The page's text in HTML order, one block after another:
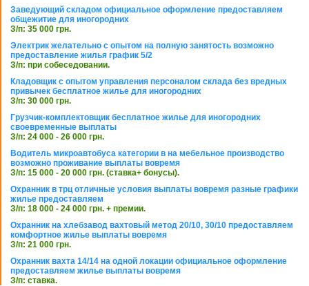
Заведующий складом официальное оформление предоставляем
общежитие для иногородних
З/п: 35 000 грн.
Электрик желательно с опытом на полную занятость возможно
предоставление жилья график 5/2
З/п: при собеседовании.
Кладовщик с опытом управления персоналом склада без вредных
привычек бесплатное жилье для иногородних
З/п: 30 000 грн.
Грузчик-комплектовщик бесплатное жилье для иногородних
своевременные выплаты
З/п: 24 000 - 26 000 грн.
Водитель микроавтобуса категории в на мебельное производство
возможно проживание выплаты вовремя
З/п: 15 000 - 20 000 грн. (ставка+ бонусы).
Охранник в трц отличные условия выплаты вовремя разные графики
жилье предоставляем
З/п: 18 000 - 24 000 грн. + премии.
Охранник на хлебзавод вахтовый метод 20/10, 30/10 предоставляем
комфортное жилье выплаты вовремя
З/п: 21 000 грн.
Охранник вахта 14/14 на одной локации официальное оформление
предоставляем жилье выплаты вовремя
З/п: ставка.